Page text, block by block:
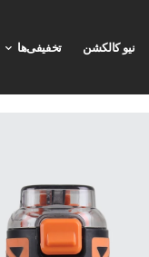
نیو کالکشن تخفیفی‌ها